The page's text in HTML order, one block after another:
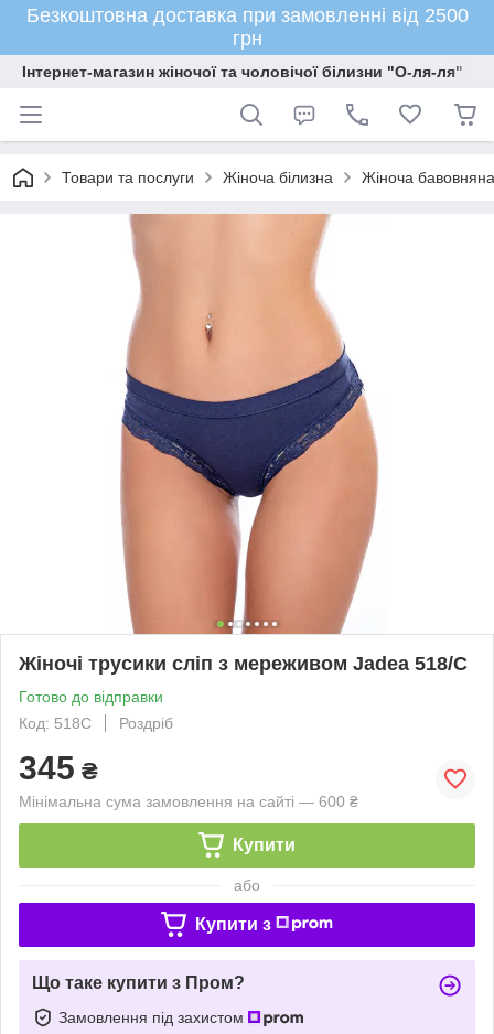
Безкоштовна доставка при замовленні від 2500
грн
Інтернет-магазин жіночої та чоловічої білизни "О-ля-ля"
Товари та послуги Жіноча білизна Жіноча бавовняна
Жіночі трусики сліп з мереживом Jadea 518/С
Готово до відправки
Код: 518С
Роздріб
345 ₴
Мінімальна сума замовлення на сайті — 600 ₴
Купити
або
Купити з
Що таке купити з Пром?
Замовлення під захистом